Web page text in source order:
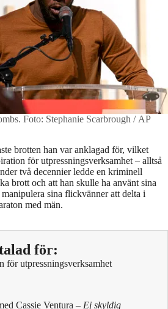
Foto: Stephanie Scarbrough / AP
brotten han var anklagad för, vilket
för utpressningsverksamhet – alltså
två decennier ledde en kriminell
brott och att han skulle ha använt sina
sina flickvänner att delta i
med män.
för:
för utpressningsverksamhet
Cassie Ventura – Ej skyldig